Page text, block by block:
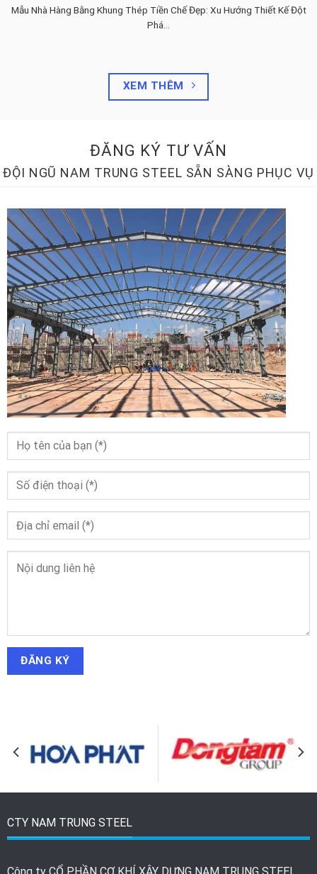
Mẫu Nhà Hàng Bằng Khung Thép Tiền Chế Đẹp: Xu Hướng Thiết Kế Đột
Phá...
XEM THÊM
ĐĂNG KÝ TƯ VẤN
ĐỘI NGŨ NAM TRUNG STEEL SẴN SÀNG PHỤC VỤ
CTY NAM TRUNG STEEL